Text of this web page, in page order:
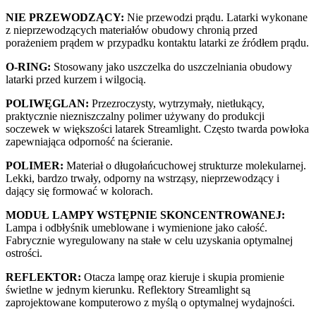
NIE PRZEWODZĄCY: Nie przewodzi prądu. Latarki wykonane
z nieprzewodzących materiałów obudowy chronią przed
porażeniem prądem w przypadku kontaktu latarki ze źródłem prądu.
O-RING: Stosowany jako uszczelka do uszczelniania obudowy
latarki przed kurzem i wilgocią.
POLIWĘGLAN: Przezroczysty, wytrzymały, nietłukący,
praktycznie niezniszczalny polimer używany do produkcji
soczewek w większości latarek Streamlight. Często twarda powłoka
zapewniająca odporność na ścieranie.
POLIMER: Materiał o długołańcuchowej strukturze molekularnej.
Lekki, bardzo trwały, odporny na wstrząsy, nieprzewodzący i
dający się formować w kolorach.
MODUŁ LAMPY WSTĘPNIE SKONCENTROWANEJ:
Lampa i odbłyśnik umeblowane i wymienione jako całość.
Fabrycznie wyregulowany na stałe w celu uzyskania optymalnej
ostrości.
REFLEKTOR: Otacza lampę oraz kieruje i skupia promienie
świetlne w jednym kierunku. Reflektory Streamlight są
zaprojektowane komputerowo z myślą o optymalnej wydajności.